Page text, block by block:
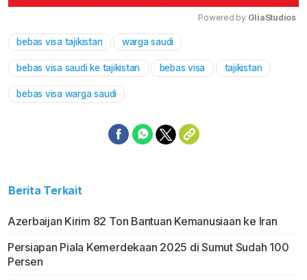
Powered by GliaStudios
bebas visa tajikistan warga saudi
bebas visa saudi ke tajikistan bebas visa tajikistan
bebas visa warga saudi
Berita Terkait
Azerbaijan Kirim 82 Ton Bantuan Kemanusiaan ke Iran
Persiapan Piala Kemerdekaan 2025 di Sumut Sudah 100
Persen